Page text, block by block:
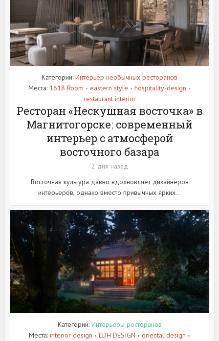
Категории: Интерьер необычных ресторанов
Места: 1618 Room • eastern style • hospitality-design •
restaurant interior
Ресторан «Нескушная восточка» в
Магнитогорске: современный
интерьер с атмосферой
восточного базара
2 дня назад
Восточная культура давно вдохновляет дизайнеров
интерьеров, однако вместо привычных ярких...
Категории: Интерьеры ресторанов
Места: interior design • LDH DESIGN • oriental design •